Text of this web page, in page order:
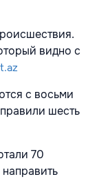
видно с
с восьми
шесть
70